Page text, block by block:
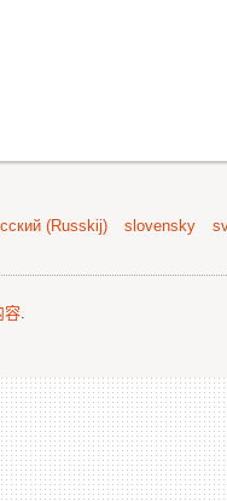
(Russkij) slovensky
容.